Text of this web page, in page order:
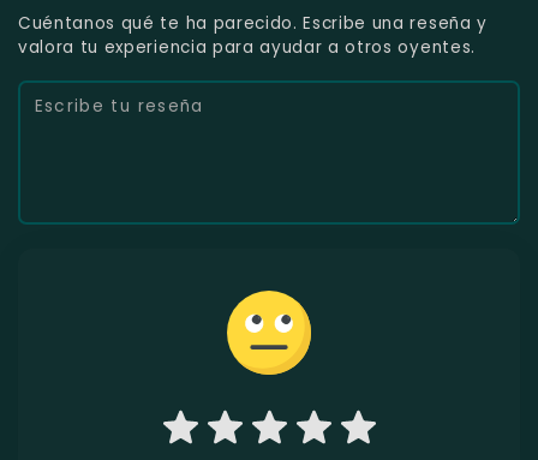
Cuéntanos qué te ha parecido. Escribe una reseña y
valora tu experiencia para ayudar a otros oyentes.